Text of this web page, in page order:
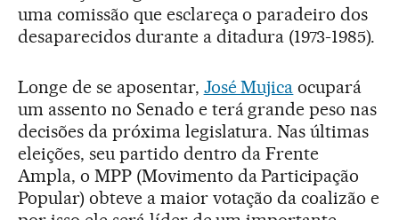
uma comissão que esclareça o paradeiro dos
desaparecidos durante a ditadura (1973-1985).
Longe de se aposentar, José Mujica ocupará
um assento no Senado e terá grande peso nas
decisões da próxima legislatura. Nas últimas
eleições, seu partido dentro da Frente
Ampla, o MPP (Movimento da Participação
Popular) obteve a maior votação da coalizão e